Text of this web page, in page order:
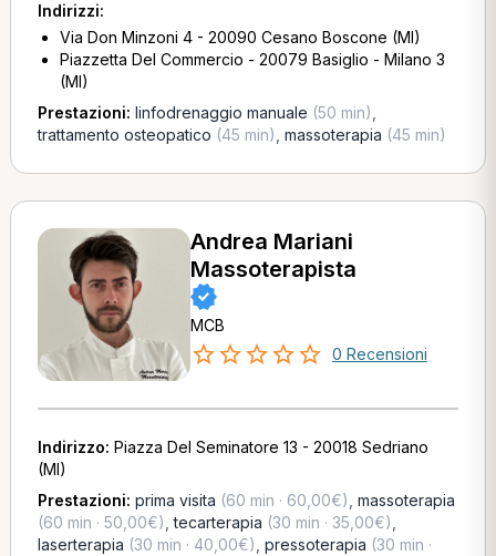
Indirizzi:
Via Don Minzoni 4 - 20090 Cesano Boscone (MI)
Piazzetta Del Commercio - 20079 Basiglio - Milano 3
(MI)
Prestazioni: linfodrenaggio manuale (50 min)
trattamento osteopatico (45 min) massoterapia (45 min)
Andrea Mariani
Massoterapista
MCB
0 Recensioni
Indirizzo: Piazza Del Seminatore 13 - 20018 Sedriano
(MI)
Prestazioni: prima visita (60 min · 60,00€) massoterapia
(60 min · 50,00€) ,tecarterapia (30 min · 35,00€)
laserterapia (30 min · 40,00€) pressoterapia (30 min ·